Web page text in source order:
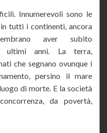
Innumerevoli sono le
tutti i continenti, ancora
aver subito
ultimi anni. La terra,
che segnano ovunque i
persino il mare
di morte. E la società
da povertà,